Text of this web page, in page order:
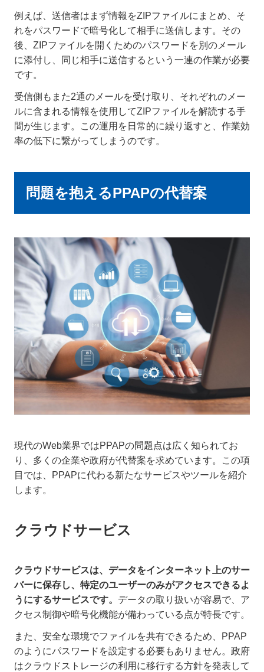
例えば、送信者はまず情報をZIPファイルにまとめ、そ
れをパスワードで暗号化して相手に送信します。その
後、ZIPファイルを開くためのパスワードを別のメール
に添付し、同じ相手に送信するという一連の作業が必要
です。
受信側もまた2通のメールを受け取り、それぞれのメー
ルに含まれる情報を使用してZIPファイルを解読する手
間が生じます。この運用を日常的に繰り返すと、作業効
率の低下に繋がってしまうのです。
問題を抱えるPPAPの代替案
現代のWeb業界ではPPAPの問題点は広く知られてお
り、多くの企業や政府が代替案を求めています。この項
目では、PPAPに代わる新たなサービスやツールを紹介
します。
クラウドサービス
クラウドサービスは、データをインターネット上のサー
バーに保存し、特定のユーザーのみがアクセスできるよ
うにするサービスです。 データの取り扱いが容易で、ア
クセス制御や暗号化機能が備わっている点が特長です。
また、安全な環境でファイルを共有できるため、PPAP
のようにパスワードを設定する必要もありません。政府
はクラウドストレージの利用に移行する方針を発表して